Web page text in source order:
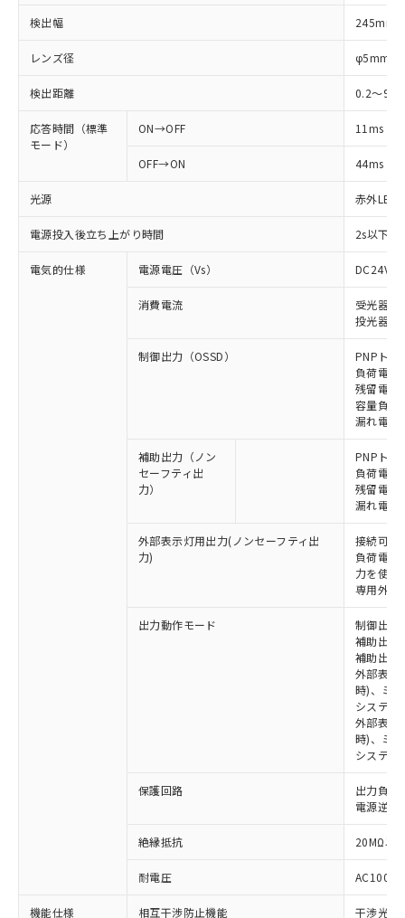
検出幅 245mm
レンズ径 φ5mm
検出距離 0.2～9m
応答時間（標準
モード）
ON→OFF 11ms
OFF→ON 44ms
光源 赤外LED
電源投入後立ち上がり時間 2s以下(
電気的仕様 電源電圧（Vs）
消費電流
受光器:
投光器:
制御出力（OSSD）
PNPトラ
負荷電流
残留電圧
容量負荷
漏れ電流
補助出力（ノン
セーフティ出
力）
PNPトラ
負荷電流
残留電圧
漏れ電流
外部表示灯用出力(ノンセーフティ出
力)
接続可能
負荷電流
力を使用
専用外部
出力動作モード
制御出力
補助出力
補助出力
外部表示
時)、ミ
システム
外部表示
時)、ミ
システム
保護回路
出力負荷
電源逆接
絶縁抵抗 20MΩ以
耐電圧
機能仕様 相互干渉防止機能 干渉光回
本サービスは、当社制御機器事業取扱
本サービスの対象外となる商品もある
※1 対応状況
非含有に対応した製品が提供可能な商品で
非含有の対応状況を調査中または確認中の
非該当品：ライセンス料など無形物で、有
害物質有無と関係のない商品です。
仕入先様の事情により、非含有部品として
むを得ず変更することがあります。
※1 中国RoHS○×表
基準値以下であることを示します。
基準値を超えていることを示します。
「－」：未確認です。当社販売部門へお問
為替および外国貿易法に定める商品